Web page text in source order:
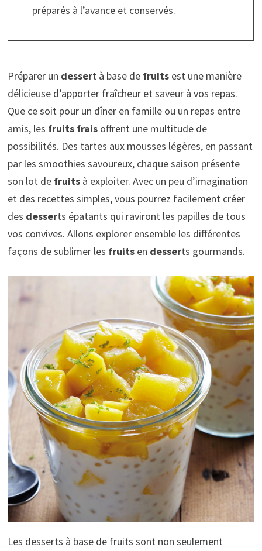
préparés à l’avance et conservés.
Préparer un dessert à base de fruits est une manière
délicieuse d’apporter fraîcheur et saveur à vos repas.
Que ce soit pour un dîner en famille ou un repas entre
amis, les fruits frais offrent une multitude de
possibilités. Des tartes aux mousses légères, en passant
par les smoothies savoureux, chaque saison présente
son lot de fruits à exploiter. Avec un peu d’imagination
et des recettes simples, vous pourrez facilement créer
des desserts épatants qui raviront les papilles de tous
vos convives. Allons explorer ensemble les différentes
façons de sublimer les fruits en desserts gourmands.
Les desserts à base de fruits sont non seulement